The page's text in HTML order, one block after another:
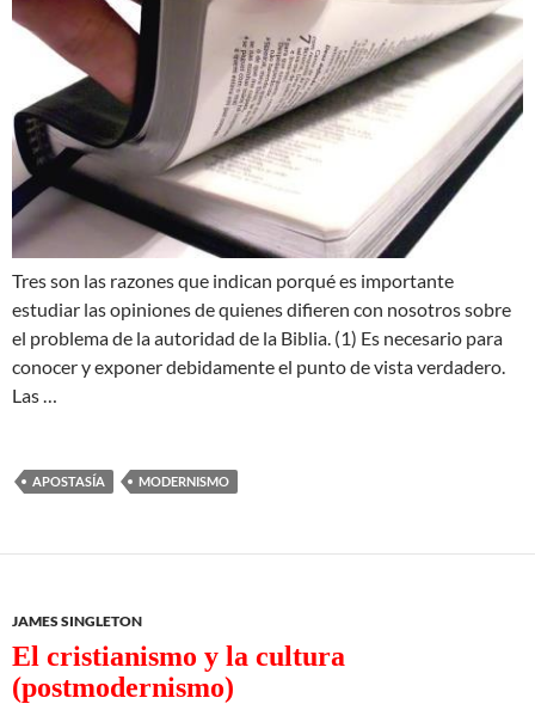
Tres son las razones que indican porqué es importante
estudiar las opiniones de quienes difieren con nosotros sobre
el problema de la autoridad de la Biblia. (1) Es necesario para
conocer y exponer debidamente el punto de vista verdadero.
Las …
APOSTASÍA MODERNISMO
JAMES SINGLETON
El cristianismo y la cultura
(postmodernismo)